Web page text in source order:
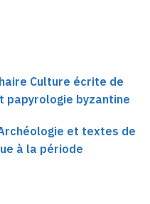
Culture écrite de
papyrologie byzantine
et textes de
à la période